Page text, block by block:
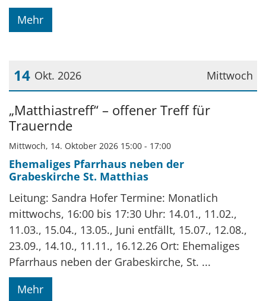
Mehr
Mittwoch
14 Okt. 2026
Datum: 14. Oktober 2026
„Matthiastreff“ – offener Treff für
Trauernde
Mittwoch, 14. Oktober 2026 15:00 - 17:00
Ehemaliges Pfarrhaus neben der
Grabeskirche St. Matthias
Leitung: Sandra Hofer Termine: Monatlich
mittwochs, 16:00 bis 17:30 Uhr: 14.01., 11.02.,
11.03., 15.04., 13.05., Juni entfällt, 15.07., 12.08.,
23.09., 14.10., 11.11., 16.12.26 Ort: Ehemaliges
Pfarrhaus neben der Grabeskirche, St. ...
Mehr